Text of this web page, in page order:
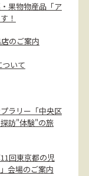
果物物産品「ア
！
のご案内
いて
ラリー「中央区
訪"体験"の旅
11回東京都の児
会場のご案内